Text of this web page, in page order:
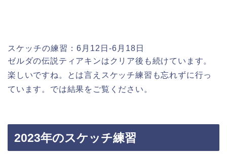
スケッチの練習：6月12日-6月18日
ゼルダの伝説ティアキンはクリア後も続けています。
楽しいですね。とは言えスケッチ練習も忘れずに行っ
ています。では結果をご覧ください。
2023年のスケッチ練習